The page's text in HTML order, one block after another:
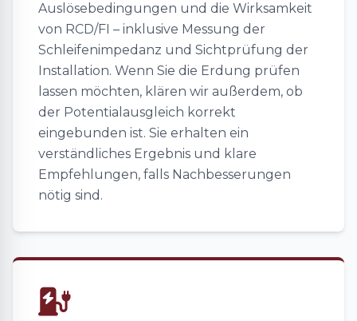
Auslösebedingungen und die Wirksamkeit
von RCD/FI – inklusive Messung der
Schleifenimpedanz und Sichtprüfung der
Installation. Wenn Sie die Erdung prüfen
lassen möchten, klären wir außerdem, ob
der Potentialausgleich korrekt
eingebunden ist. Sie erhalten ein
verständliches Ergebnis und klare
Empfehlungen, falls Nachbesserungen
nötig sind.